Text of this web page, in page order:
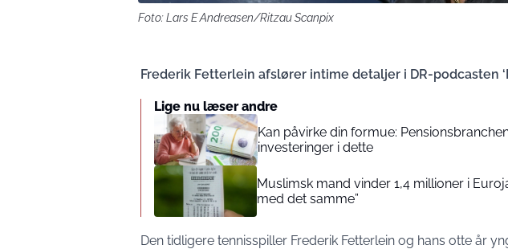
Foto: Lars E Andreasen/Ritzau Scanpix
Frederik Fetterlein afslører intime detaljer i DR-podcasten
Lige nu læser andre
Kan påvirke din formue:
investeringer i dette
Muslimsk mand vinder 1,4 millioner i
med det samme”
Den tidligere tennisspiller Frederik Fetterlein og hans otte år